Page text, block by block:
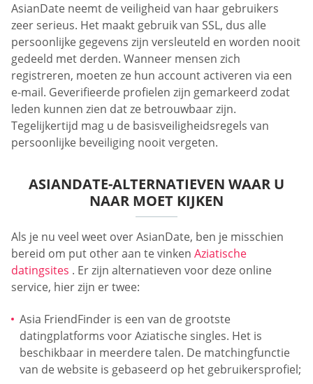
AsianDate neemt de veiligheid van haar gebruikers
zeer serieus. Het maakt gebruik van SSL, dus alle
persoonlijke gegevens zijn versleuteld en worden nooit
gedeeld met derden. Wanneer mensen zich
registreren, moeten ze hun account activeren via een
e-mail. Geverifieerde profielen zijn gemarkeerd zodat
leden kunnen zien dat ze betrouwbaar zijn.
Tegelijkertijd mag u de basisveiligheidsregels van
persoonlijke beveiliging nooit vergeten.
ASIANDATE-ALTERNATIEVEN WAAR U
NAAR MOET KIJKEN
Als je nu veel weet over AsianDate, ben je misschien
bereid om put other aan te vinken Aziatische
datingsites . Er zijn alternatieven voor deze online
service, hier zijn er twee:
Asia FriendFinder is een van de grootste
datingplatforms voor Aziatische singles. Het is
beschikbaar in meerdere talen. De matchingfunctie
van de website is gebaseerd op het gebruikersprofiel;